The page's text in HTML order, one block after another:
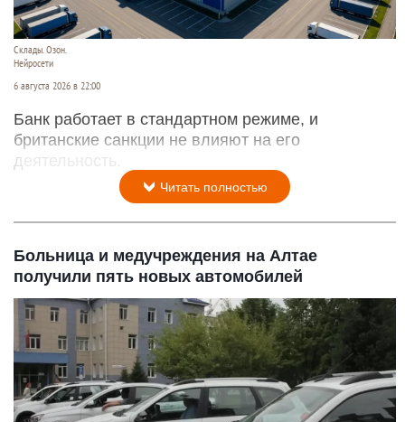
Склады. Озон.
Нейросети
6 августа 2026 в 22:00
Банк работает в стандартном режиме, и
британские санкции не влияют на его
деятельность.
Читать полностью
Больница и медучреждения на Алтае
получили пять новых автомобилей